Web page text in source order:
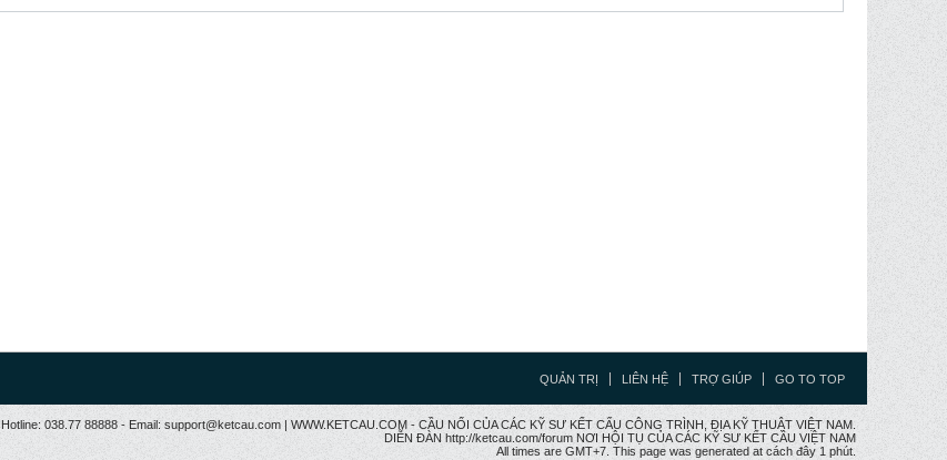
QUẢN TRỊ LIÊN HỆ TRỢ GIÚP GO TO TOP
Hotline: 038.77 88888 - Email: support@ketcau.com | WWW.KETCAU.COM - CẦU NỐI CỦA CÁC KỸ SƯ KẾT CẤU CÔNG TRÌNH, ĐỊA KỸ THUẬT VIỆT NAM.
DIỄN ĐÀN http://ketcau.com/forum NƠI HỘI TỤ CỦA CÁC KỸ SƯ KẾT CÂU VIỆT NAM
All times are GMT+7. This page was generated at cách đây 1 phút.